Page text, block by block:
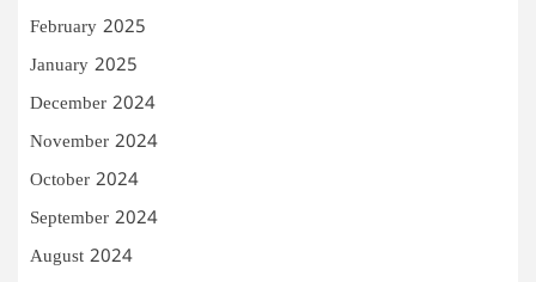
February 2025
January 2025
December 2024
November 2024
October 2024
September 2024
August 2024